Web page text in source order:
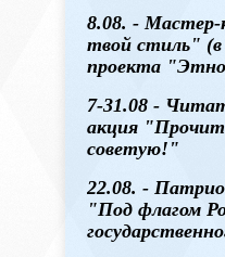
8.08. - Мастер-
твой стиль" (в
проекта
7-31.08 -
акция
советую!"
22.08. -
"Под флагом